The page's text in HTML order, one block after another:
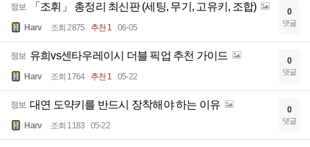
정보 「조휘」 총정리 최신판 (세팅, 무기, 고유키, 조합)
Harv 조회 2875 추천 1 06-05
0
댓글
정보 유희vs센타우레이시 더블 픽업 추천 가이드
Harv 조회 1764 추천 1 05-22
0
댓글
정보 대연 도약키를 반드시 장착해야 하는 이유
Harv 조회 1183 05-22
0
댓글